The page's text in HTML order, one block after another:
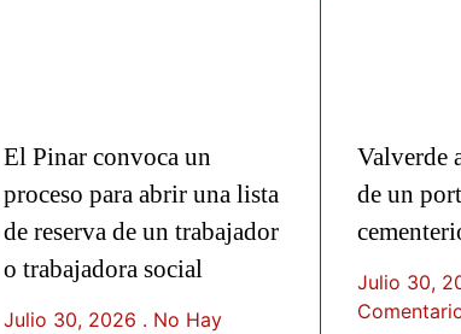
El Pinar convoca un
proceso para abrir una lista
de reserva de un trabajador
o trabajadora social
Julio 30, 2026
No Hay
Valverde
de un
Julio 30,